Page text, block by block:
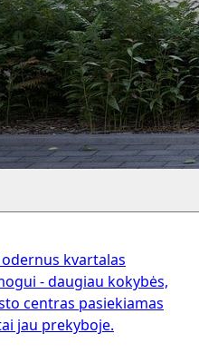
kvartalas
- daugiau kokybės,
centras pasiekiamas
jau prekyboje.